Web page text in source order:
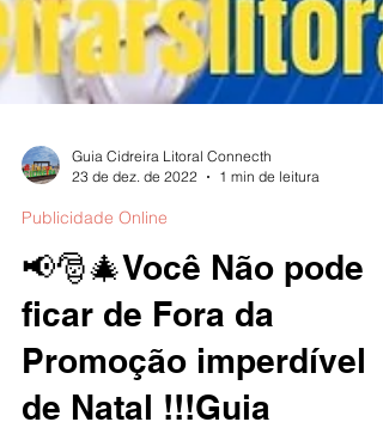
23 de dez. de 2022
1 min de leitura
Publicidade Online
📢🎅🎄Você Não pode
ficar de Fora da